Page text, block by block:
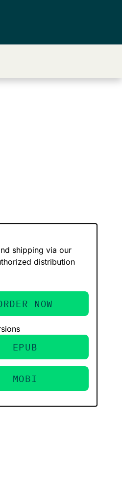
shipping via our
distribution
NOW
EPUB
MOBI